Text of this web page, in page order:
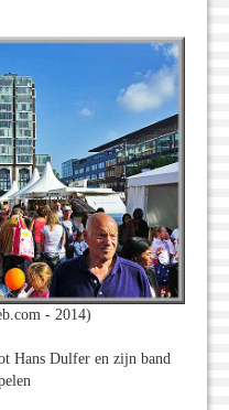
- 2014)
Hans Dulfer en zijn band